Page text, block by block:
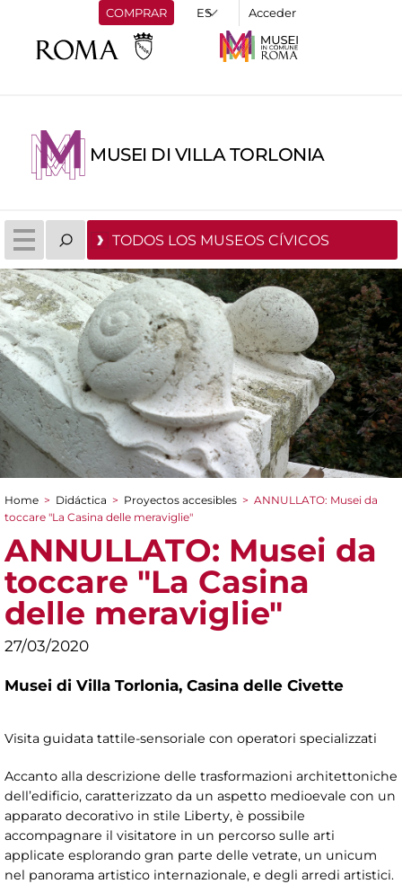
COMPRAR Acceder
MUSEI DI VILLA TORLONIA
TODOS LOS MUSEOS CÍVICOS
You are here
Home > Didáctica > Proyectos accesibles > ANNULLATO: Musei da
toccare "La Casina delle meraviglie"
ANNULLATO: Musei da
toccare "La Casina
delle meraviglie"
27/03/2020
Musei di Villa Torlonia, Casina delle Civette
Visita guidata tattile-sensoriale con operatori specializzati
Accanto alla descrizione delle trasformazioni architettoniche
dell’edificio, caratterizzato da un aspetto medioevale con un
apparato decorativo in stile Liberty, è possibile
accompagnare il visitatore in un percorso sulle arti
applicate esplorando gran parte delle vetrate, un unicum
nel panorama artistico internazionale, e degli arredi artistici.